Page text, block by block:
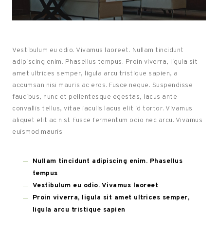
Vestibulum eu odio. Vivamus laoreet. Nullam tincidunt
adipiscing enim. Phasellus tempus. Proin viverra, ligula sit
amet ultrices semper, ligula arcu tristique sapien, a
accumsan nisi mauris ac eros. Fusce neque. Suspendisse
faucibus, nunc et pellentesque egestas, lacus ante
convallis tellus, vitae iaculis lacus elit id tortor. Vivamus
aliquet elit ac nisl. Fusce fermentum odio nec arcu. Vivamus
euismod mauris.
Nullam tincidunt adipiscing enim. Phasellus
tempus
Vestibulum eu odio. Vivamus laoreet
Proin viverra, ligula sit amet ultrices semper,
ligula arcu tristique sapien